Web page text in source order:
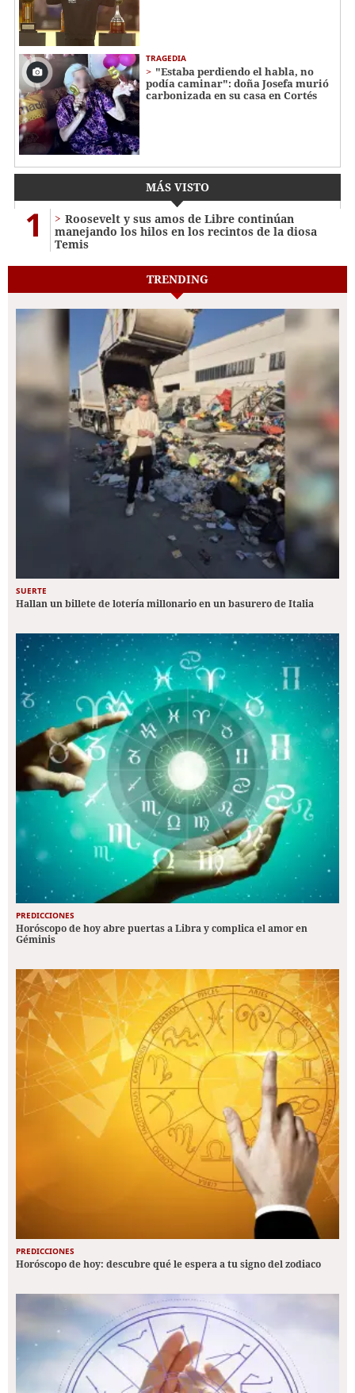
TRAGEDIA
"Estaba perdiendo el habla, no
podía caminar": doña Josefa murió
carbonizada en su casa en Cortés
MÁS VISTO
1
Roosevelt y sus amos de Libre continúan
manejando los hilos en los recintos de la diosa
Temis
TRENDING
SUERTE
Hallan un billete de lotería millonario en un basurero de Italia
PREDICCIONES
Horóscopo de hoy abre puertas a Libra y complica el amor en
Géminis
PREDICCIONES
Horóscopo de hoy: descubre qué le espera a tu signo del zodiaco